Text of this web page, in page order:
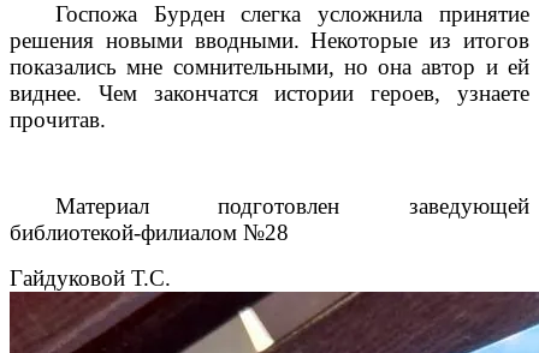
Госпожа Бурден слегка усложнила принятие
решения новыми вводными. Некоторые из итогов
показались мне сомнительными, но она автор и ей
виднее. Чем закончатся истории героев, узнаете
прочитав.
Материал подготовлен заведующей
библиотекой-филиалом №28
Гайдуковой Т.С.